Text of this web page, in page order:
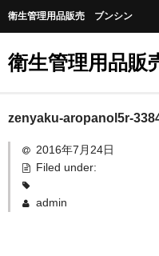
衛生管理用品販売 ブンシン
衛生管理用品販
お勧め商品
医薬品
zenyaku-aropanol5r-
2016年7月24日
Filed under:
admin